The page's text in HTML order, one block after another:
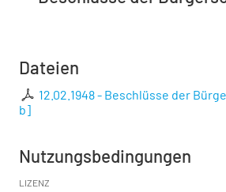
Dateien
12.02.1948 - Beschlüsse der
b]
Nutzungsbedingungen
LIZENZ